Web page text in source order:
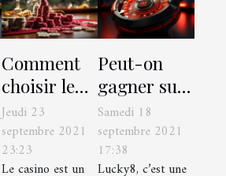
Comment
choisir le
bon casino
en ligne en
Suisse ?
Jeudi 23
septembre 2021
23:23
Le casino est un
Peut-on
gagner sur
le site
Lucky8 ?
Samedi 18
septembre 2021
17:38
Lucky8, c’est une